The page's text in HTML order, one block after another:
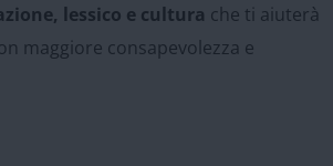
lessico e cultura che ti aiuterà
maggiore consapevolezza e